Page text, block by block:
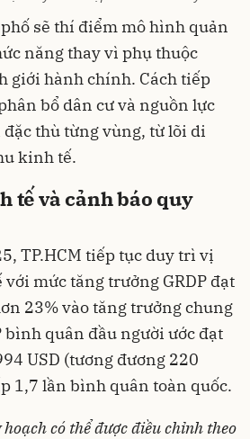
sẽ thí điểm mô hình quản
năng thay vì phụ thuộc
giới hành chính. Cách tiếp
bổ dân cư và nguồn lực
thù từng vùng, từ lõi di
kinh tế.
tế và cảnh báo quy
TP.HCM tiếp tục duy trì vị
mức tăng trưởng GRDP đạt
23% vào tăng trưởng chung
bình quân đầu người ước đạt
USD (tương đương 220
1,7 lần bình quân toàn quốc.
có thể được điều chỉnh theo